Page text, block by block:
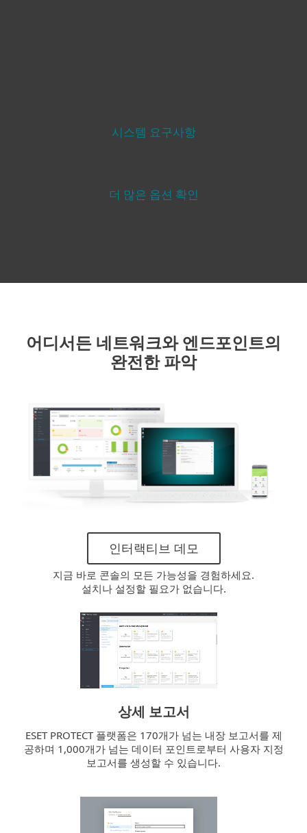
시스템 요구사항
더 많은 옵션 확인
어디서든 네트워크와 엔드포인트의
완전한 파악
인터랙티브 데모
지금 바로 콘솔의 모든 가능성을 경험하세요.
설치나 설정할 필요가 없습니다.
상세 보고서
ESET PROTECT 플랫폼은 170개가 넘는 내장 보고서를 제
공하며 1,000개가 넘는 데이터 포인트로부터 사용자 지정
보고서를 생성할 수 있습니다.